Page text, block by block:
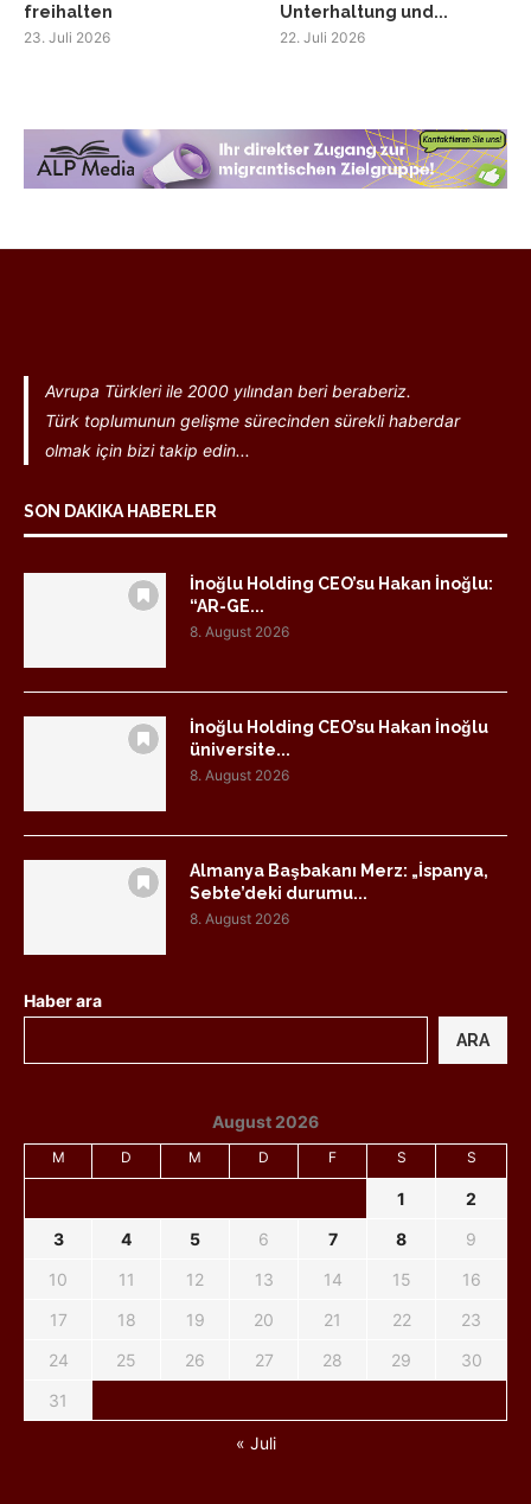
freihalten
23. Juli 2026
Unterhaltung und...
22. Juli 2026
Avrupa Türkleri ile 2000 yılından beri beraberiz.
Türk toplumunun gelişme sürecinden sürekli haberdar
olmak için bizi takip edin...
SON DAKIKA HABERLER
İnoğlu Holding CEO’su Hakan İnoğlu:
“AR-GE...
8. August 2026
İnoğlu Holding CEO’su Hakan İnoğlu
üniversite...
8. August 2026
Almanya Başbakanı Merz: „İspanya,
Sebte’deki durumu...
8. August 2026
Haber ara
ARA
August 2026
M D M D F S S
1
2
3
4 5 6 7 8
9
10
11 12 13 14 15
16
17
18 19 20 21 22
23
24
25 26 27 28 29
30
31
« Juli